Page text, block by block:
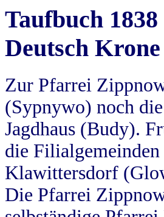
Taufbuch
Deutsch Krone
Zur Pfarrei
(Sypnywo) noch
Jagdhaus (Budy).
die
Klawittersdorf
Die Pfarrei